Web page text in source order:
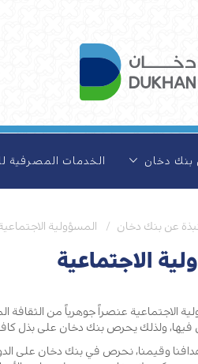
بنك دخان الخدمات المصرفية
عن بنك دخان المسؤولية
الاجتماعية
الاجتماعية عنصراً جوهرياً من الثقافة
فيها، ولذلك يحرص بنك دخان على بذل
وقيمنا، نحرص في بنك دخان على